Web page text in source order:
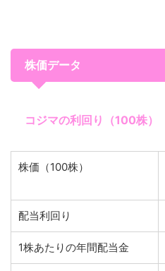
株価データ
コジマの利回り（100株）
株価（100株）
配当利回り
1株あたりの年間配当金